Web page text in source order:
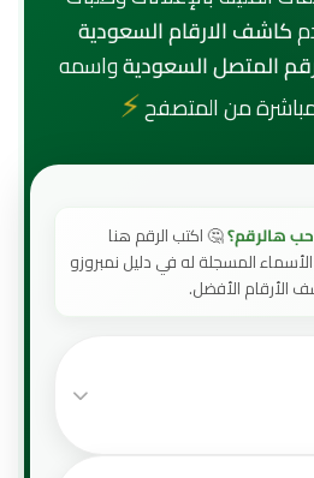
كاشف الارقام السعودية
المتصل السعوديةواسمه
⚡
هالرقم؟🤔 اكتب الرقم هنا
المسجلة له في دليل نمبروزو
الأرقام الأفضل.